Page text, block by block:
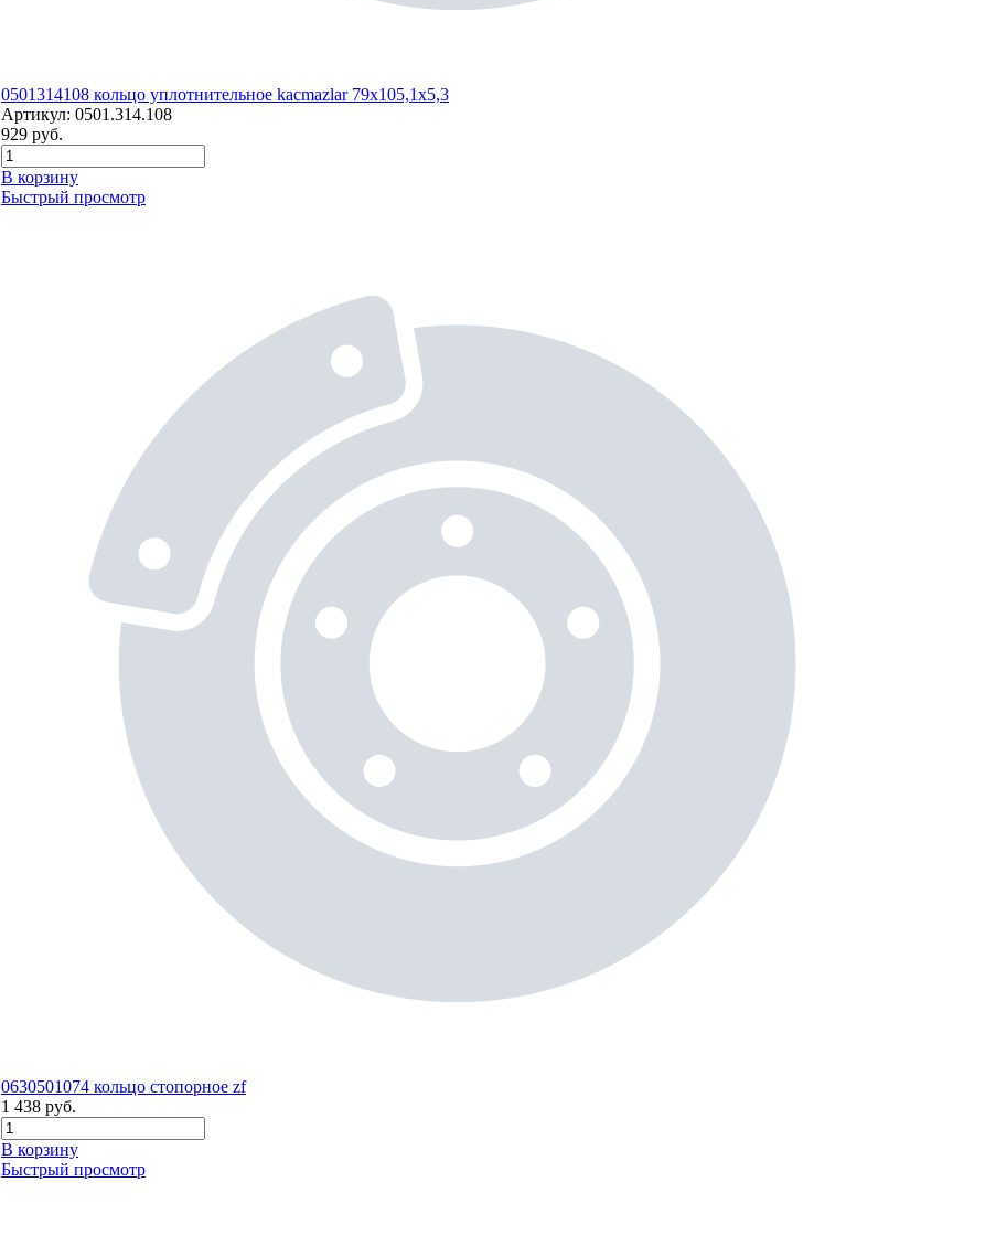
0501314108 кольцо уплотнительное kacmazlar 79x105,1x5,3
Артикул: 0501.314.108
929 руб.
В корзину
Быстрый просмотр
0630501074 кольцо стопорное zf
1 438 руб.
В корзину
Быстрый просмотр